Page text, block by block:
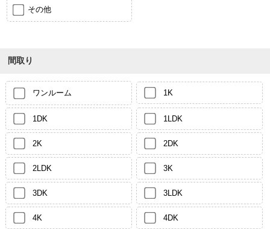
その他
間取り
ワンルーム 1K
1DK 1LDK
2K 2DK
2LDK 3K
3DK 3LDK
4K 4DK